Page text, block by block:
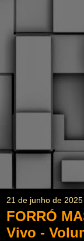
21 de junho de 2025
FORRÓ
Vivo -